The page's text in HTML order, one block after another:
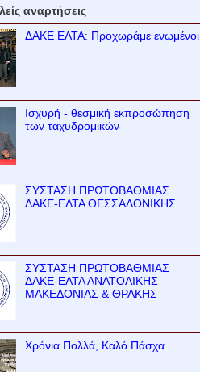
αναρτήσεις
ΔΑΚΕ ΕΛΤΑ: Προχωράμε ενωμένοι
Ισχυρή - θεσμική εκπροσώπηση
των ταχυδρομικών
ΣΥΣΤΑΣΗ ΠΡΩΤΟΒΑΘΜΙΑΣ
ΔΑΚΕ-ΕΛΤΑ ΘΕΣΣΑΛΟΝΙΚΗΣ
ΣΥΣΤΑΣΗ ΠΡΩΤΟΒΑΘΜΙΑΣ
ΔΑΚΕ-ΕΛΤΑ ΑΝΑΤΟΛΙΚΗΣ
ΜΑΚΕΔΟΝΙΑΣ & ΘΡΑΚΗΣ
Χρόνια Πολλά, Καλό Πάσχα.